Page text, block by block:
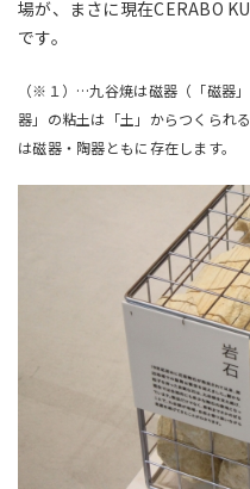
場が、まさに現在CERABO
です。
（※１）…九谷焼は磁器（「磁器
器」の粘土は「土」からつくられ
は磁器・陶器ともに存在します。